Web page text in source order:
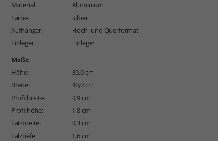
Material:
Aluminium
Farbe:
Silber
Aufhänger:
Hoch- und Querformat
Einleger:
Einleger
Maße
Höhe:
30,0 cm
Breite:
40,0 cm
Profilbreite:
0,9 cm
Profilhöhe:
1,8 cm
Falzbreite:
0,3 cm
Falztiefe:
1,6 cm